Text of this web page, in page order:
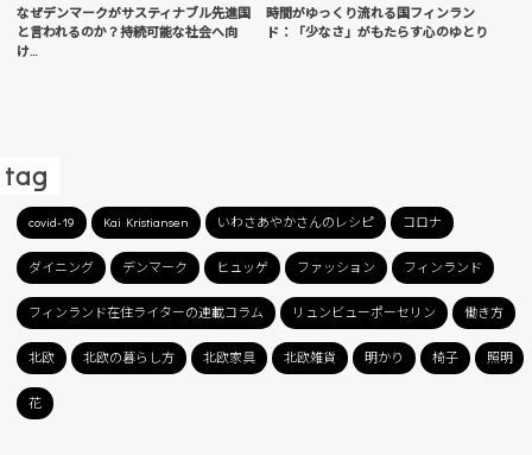
なぜデンマークがサスティナブル先進国
と言われるのか？持続可能な社会へ向
け…
時間がゆっくり流れる国フィンラン
ド：「少なさ」がもたらす心のゆとり
tag
covid-19 Kai Kristiansen いわさあやかさんのレシピ コロナ
ダイニング デンマーク ヒュッゲ ファッション フィンランド
フィンランド在住ライターの連載コラム リュンビューポーセリン 働き方
北欧 北欧の暮らし方 北欧家具 北欧雑貨 明かり 椅子 照明
花